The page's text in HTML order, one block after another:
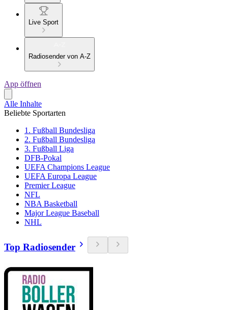
Live Sport
Radiosender von A-Z
App öffnen
Alle Inhalte
Beliebte Sportarten
1. Fußball Bundesliga
2. Fußball Bundesliga
3. Fußball Liga
DFB-Pokal
UEFA Champions League
UEFA Europa League
Premier League
NFL
NBA Basketball
Major League Baseball
NHL
Top Radiosender